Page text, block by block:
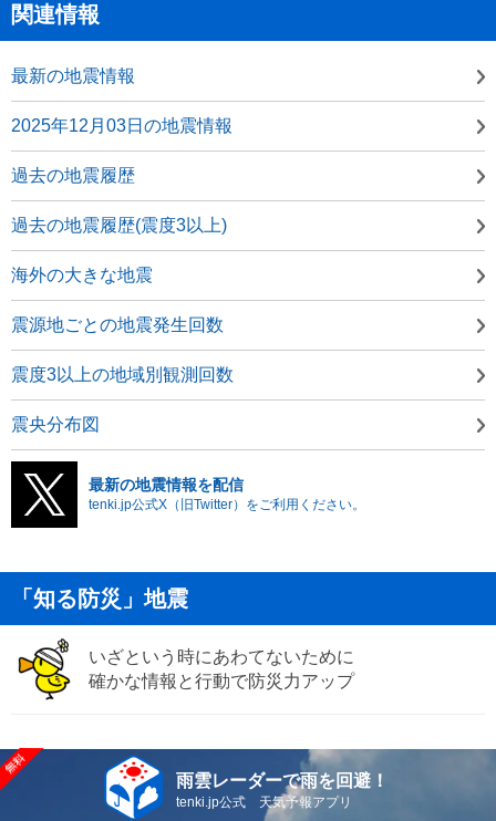
関連情報
最新の地震情報
2025年12月03日の地震情報
過去の地震履歴
過去の地震履歴(震度3以上)
海外の大きな地震
震源地ごとの地震発生回数
震度3以上の地域別観測回数
震央分布図
最新の地震情報を配信
tenki.jp公式X（旧Twitter）をご利用ください。
「知る防災」地震
いざという時にあわてないために
確かな情報と行動で防災力アップ
雨雲レーダーで雨を回避！
tenki.jp公式 天気予報アプリ